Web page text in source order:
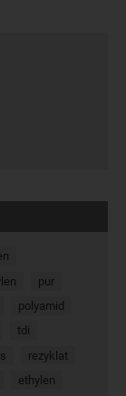
pur
polyamid
tdi
rezyklat
ethylen